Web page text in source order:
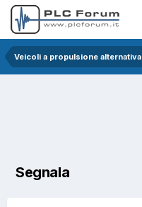
Veicoli a propulsione alternativa
Segnala